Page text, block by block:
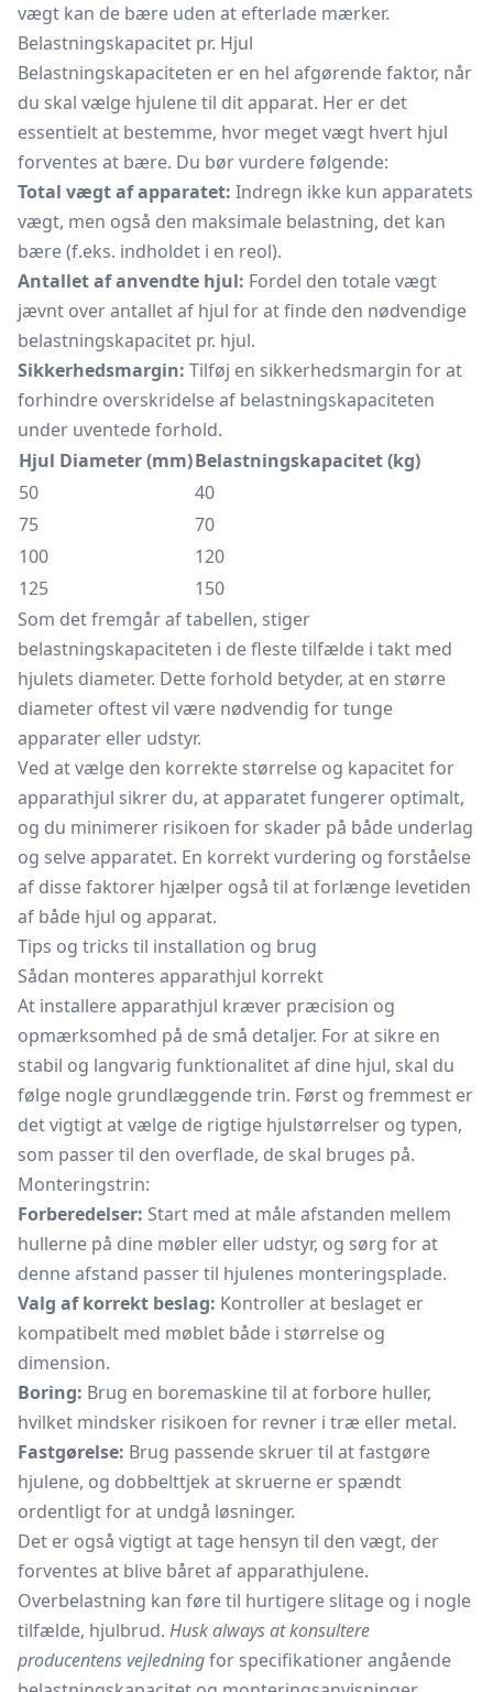
vægt kan de bære uden at efterlade mærker.
Belastningskapacitet pr. Hjul
Belastningskapaciteten er en hel afgørende faktor, når
du skal vælge hjulene til dit apparat. Her er det
essentielt at bestemme, hvor meget vægt hvert hjul
forventes at bære. Du bør vurdere følgende:
Total vægt af apparatet: Indregn ikke kun apparatets
vægt, men også den maksimale belastning, det kan
bære (f.eks. indholdet i en reol).
Antallet af anvendte hjul: Fordel den totale vægt
jævnt over antallet af hjul for at finde den nødvendige
belastningskapacitet pr. hjul.
Sikkerhedsmargin: Tilføj en sikkerhedsmargin for at
forhindre overskridelse af belastningskapaciteten
under uventede forhold.
Hjul Diameter (mm)Belastningskapacitet (kg)
50
40
75
70
100
120
125
150
Som det fremgår af tabellen, stiger
belastningskapaciteten i de fleste tilfælde i takt med
hjulets diameter. Dette forhold betyder, at en større
diameter oftest vil være nødvendig for tunge
apparater eller udstyr.
Ved at vælge den korrekte størrelse og kapacitet for
apparathjul sikrer du, at apparatet fungerer optimalt,
og du minimerer risikoen for skader på både underlag
og selve apparatet. En korrekt vurdering og forståelse
af disse faktorer hjælper også til at forlænge levetiden
af både hjul og apparat.
Tips og tricks til installation og brug
Sådan monteres apparathjul korrekt
At installere apparathjul kræver præcision og
opmærksomhed på de små detaljer. For at sikre en
stabil og langvarig funktionalitet af dine hjul, skal du
følge nogle grundlæggende trin. Først og fremmest er
det vigtigt at vælge de rigtige hjulstørrelser og typen,
som passer til den overflade, de skal bruges på.
Monteringstrin:
Forberedelser: Start med at måle afstanden mellem
hullerne på dine møbler eller udstyr, og sørg for at
denne afstand passer til hjulenes monteringsplade.
Valg af korrekt beslag: Kontroller at beslaget er
kompatibelt med møblet både i størrelse og
dimension.
Boring: Brug en boremaskine til at forbore huller,
hvilket mindsker risikoen for revner i træ eller metal.
Fastgørelse: Brug passende skruer til at fastgøre
hjulene, og dobbelttjek at skruerne er spændt
ordentligt for at undgå løsninger.
Det er også vigtigt at tage hensyn til den vægt, der
forventes at blive båret af apparathjulene.
Overbelastning kan føre til hurtigere slitage og i nogle
tilfælde, hjulbrud. Husk always at konsultere
producentens vejledningfor specifikationer angående